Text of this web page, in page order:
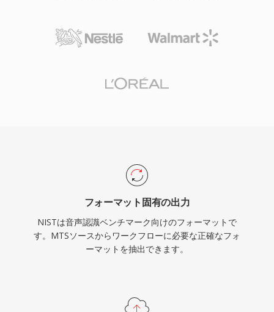
フォーマット固有の出力
NISTは音声認識ベンチマーク向けのフォーマットで
す。MTSソースからワークフローに必要な正確なフォ
ーマットを抽出できます。